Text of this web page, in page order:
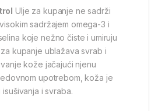
Ulje za kupanje ne sadrži
sadržajem omega-3 i
koje nežno čiste i umiruju
kupanje ublažava svrab i
kože jačajući njenu
upotrebom, koža je
i svraba.